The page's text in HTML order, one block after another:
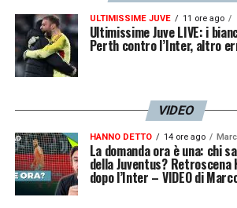
ULTIMISSIME JUVE 11 ore ago
Ultimissime Juve LIVE: i
Perth contro l’Inter, altro
VIDEO
HANNO DETTO 14 ore ago
La domanda ora è una: chi
della Juventus? Retroscena
dopo l’Inter – VIDEO di